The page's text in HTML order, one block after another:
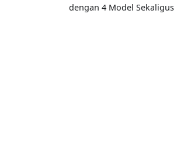
dengan 4 Model Sekaligus